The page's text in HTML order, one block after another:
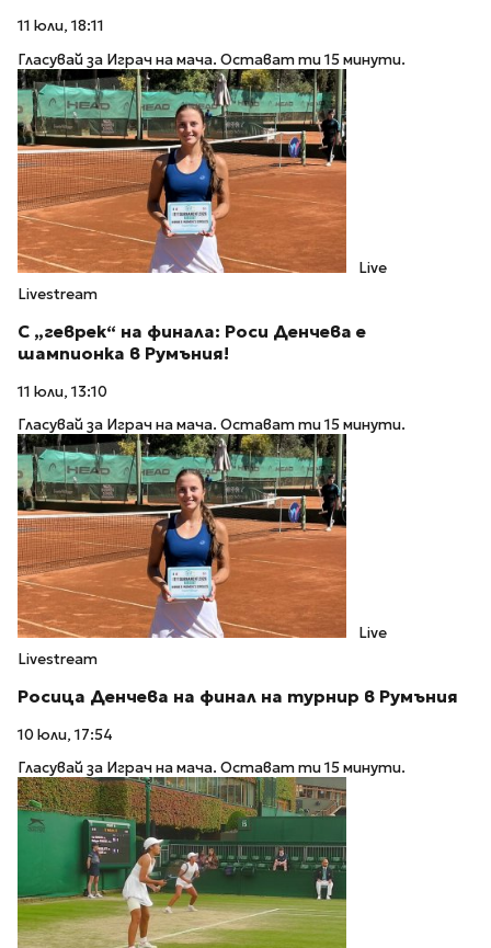
11 юли, 18:11
Гласувай за Играч на мача. Остават ти 15 минути.
Live
Livestream
С „геврек“ на финала: Роси Денчева е
шампионка в Румъния!
11 юли, 13:10
Гласувай за Играч на мача. Остават ти 15 минути.
Live
Livestream
Росица Денчева на финал на турнир в Румъния
10 юли, 17:54
Гласувай за Играч на мача. Остават ти 15 минути.